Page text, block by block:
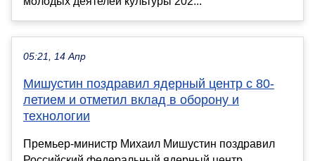
05:21, 14 Апр
Мишустин поздравил ядерный центр с 80-
летием и отметил вклад в оборону и
технологии
Премьер-министр Михаил Мишустин поздравил